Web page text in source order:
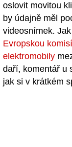
oslovit movitou
by údajně měl
videosnímek.
Evropskou
elektromobily
daří, komentář u
jak si v krátkém